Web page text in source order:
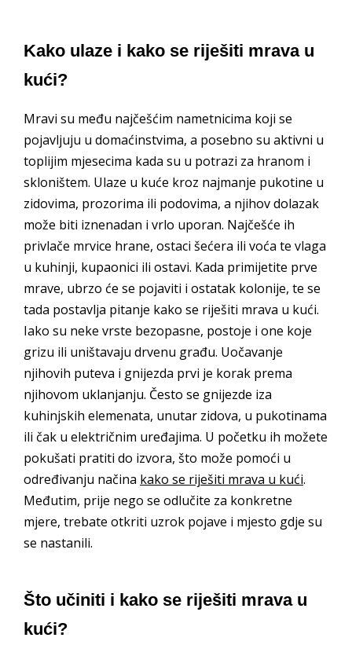
Kako ulaze i kako se riješiti mrava u
kući?
Mravi su među najčešćim nametnicima koji se
pojavljuju u domaćinstvima, a posebno su aktivni u
toplijim mjesecima kada su u potrazi za hranom i
skloništem. Ulaze u kuće kroz najmanje pukotine u
zidovima, prozorima ili podovima, a njihov dolazak
može biti iznenadan i vrlo uporan. Najčešće ih
privlače mrvice hrane, ostaci šećera ili voća te vlaga
u kuhinji, kupaonici ili ostavi. Kada primijetite prve
mrave, ubrzo će se pojaviti i ostatak kolonije, te se
tada postavlja pitanje kako se riješiti mrava u kući.
Iako su neke vrste bezopasne, postoje i one koje
grizu ili uništavaju drvenu građu. Uočavanje
njihovih puteva i gnijezda prvi je korak prema
njihovom uklanjanju. Često se gnijezde iza
kuhinjskih elemenata, unutar zidova, u pukotinama
ili čak u električnim uređajima. U početku ih možete
pokušati pratiti do izvora, što može pomoći u
određivanju načina kako se riješiti mrava u kući.
Međutim, prije nego se odlučite za konkretne
mjere, trebate otkriti uzrok pojave i mjesto gdje su
se nastanili.
Što učiniti i kako se riješiti mrava u
kući?